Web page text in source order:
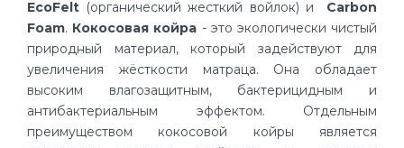
EcoFelt (органический жесткий войлок) и Carbon
Foam. Кокосовая койра - это экологически чистый
природный материал, который задействуют для
увеличения жёсткости матраца. Она обладает
высоким влагозащитным, бактерицидным и
антибактериальным эффектом. Отдельным
преимуществом кокосовой койры является